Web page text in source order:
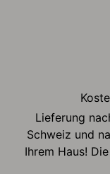
Lieferung
Schweiz und
Ihrem Haus!